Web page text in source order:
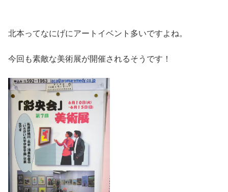
北本ってなにげにアートイベント多いですよね。
今回も素敵な美術展が開催されるそうです！